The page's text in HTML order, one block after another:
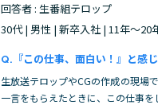
回答者 : 生番組テロップ
30代 | 男性 | 新卒入社 | 11年～20
『この仕事、面白い！』と感
生放送テロップやCGの作成の現場
一言をもらえたときに、この仕事